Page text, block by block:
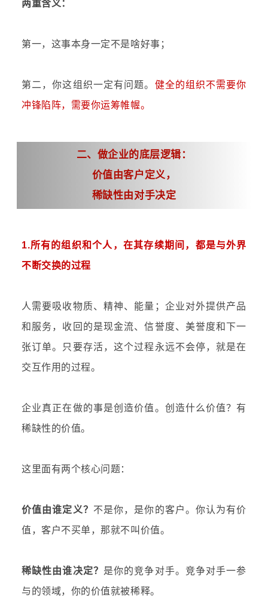
两重含义：
第一，这事本身一定不是啥好事；
第二，你这组织一定有问题。 健全的组织不需要你
冲锋陷阵，需要你运筹帷幄。
二、做企业的底层逻辑：
价值由客户定义，
稀缺性由对手决定
1.所有的组织和个人，在其存续期间，都是与外界
不断交换的过程
人需要吸收物质、精神、能量；企业对外提供产品
和服务，收回的是现金流、信誉度、美誉度和下一
张订单。只要存活，这个过程永远不会停，就是在
交互作用的过程。
企业真正在做的事是创造价值。创造什么价值？ 有
稀缺性的价值。
这里面有两个核心问题：
价值由谁定义？ 不是你，是你的客户。你认为有价
值，客户不买单，那就不叫价值。
稀缺性由谁决定？ 是你的竞争对手。竞争对手一参
与的领域，你的价值就被稀释。